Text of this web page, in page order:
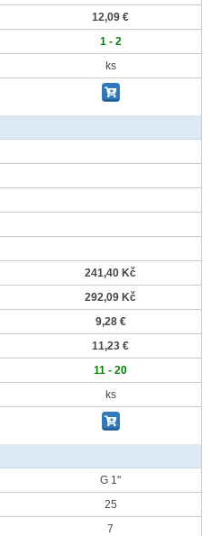
12,09 €
1 - 2
ks
241,40 Kč
292,09 Kč
9,28 €
11,23 €
11 - 20
ks
G 1"
25
7